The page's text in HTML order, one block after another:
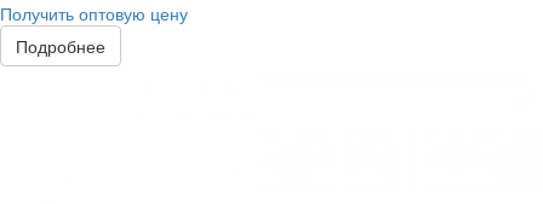
Получить оптовую цену
Подробнее